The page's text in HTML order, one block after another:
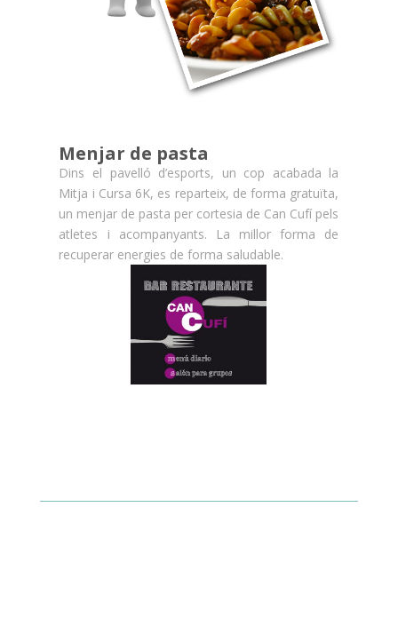
Menjar de pasta
Dins el pavelló d’esports, un cop acabada la
Mitja i Cursa 6K, es reparteix, de forma gratuïta,
un menjar de pasta per cortesia de Can Cufí pels
atletes i acompanyants. La millor forma de
recuperar energies de forma saludable.